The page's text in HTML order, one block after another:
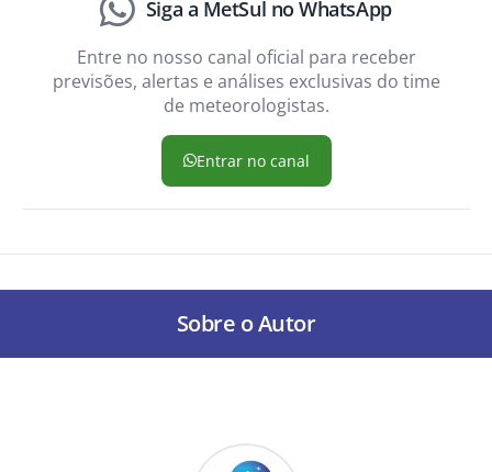
Siga a MetSul no WhatsApp
Entre no nosso canal oficial para receber
previsões, alertas e análises exclusivas do time
de meteorologistas.
Entrar no canal
Sobre o Autor